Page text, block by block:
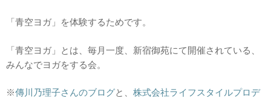
「青空ヨガ」を体験するためです。
「青空ヨガ」とは、毎月一度、新宿御苑にて開催されている、
みんなでヨガをする会。
※傳川乃理子さんのブログと、 株式会社ライフスタイルプロデ